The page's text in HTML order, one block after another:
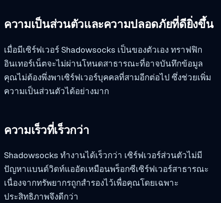
ความเป็นส่วนตัวและความปลอดภัยที่ดียิ่งขึ้น
เมื่อมีเซิร์ฟเวอร์ Shadowsocks เป็นของตัวเอง ทราฟฟิก
อินเทอร์เน็ตจะไม่ผ่านโหนดสาธารณะที่อาจบันทึกข้อมูล
คุณไม่ต้องพึ่งพาเซิร์ฟเวอร์บุคคลที่สามอีกต่อไป ซึ่งช่วยเพิ่ม
ความเป็นส่วนตัวได้อย่างมาก
ความเร็วที่เร็วกว่า
Shadowsocks ทำงานได้เร็วกว่า เซิร์ฟเวอร์ส่วนตัวไม่มี
ปัญหาแบนด์วิดท์แออัดเหมือนพร็อกซีเซิร์ฟเวอร์สาธารณะ
เนื่องจากทรัพยากรถูกสำรองไว้เพื่อคุณโดยเฉพาะ
ประสิทธิภาพจึงดีกว่า